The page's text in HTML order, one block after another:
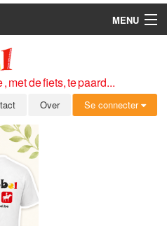
MENU
met de fiets, te paard...
Over Se connecter